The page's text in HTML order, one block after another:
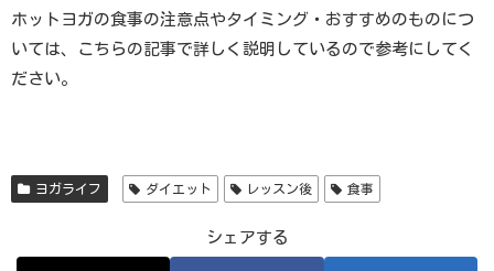
ホットヨガの食事の注意点やタイミング・おすすめのものにつ
いては、こちらの記事で詳しく説明しているので参考にしてく
ださい。
ヨガライフ ダイエット レッスン後 食事
シェアする